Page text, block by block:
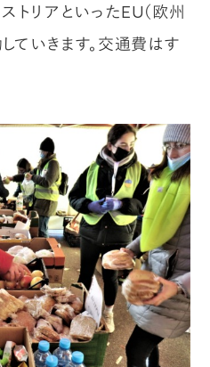
トリアといったEU（欧州
ていきます。交通費はす